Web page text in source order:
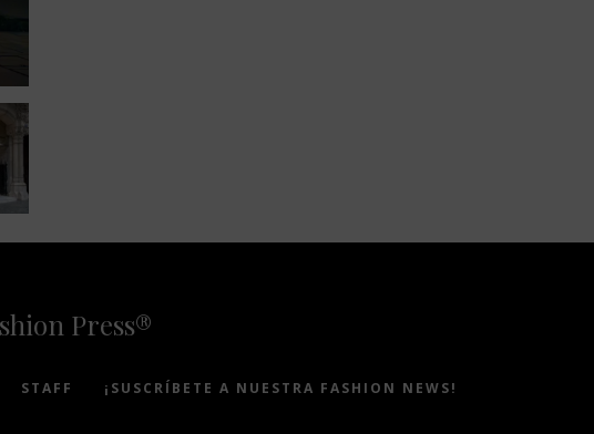
Press®
STAFF ¡SUSCRÍBETE A NUESTRA FASHION NEWS!